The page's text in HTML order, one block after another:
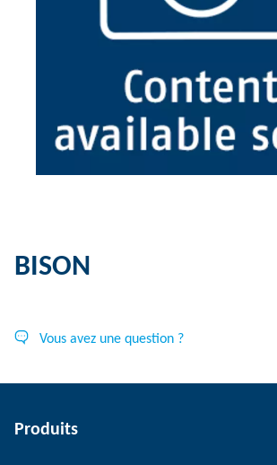
BISON
Vous avez une question ?
Produits